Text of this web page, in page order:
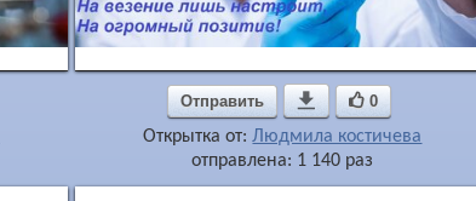
Отправить  0
Открытка от:Людмила костичева
отправлена: 1 140 раз